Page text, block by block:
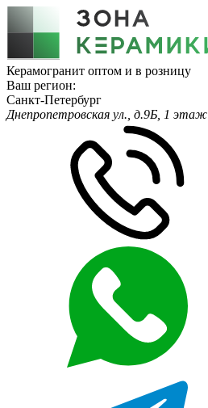
Керамогранит оптом и в розницу
Ваш регион:
Санкт-Петербург
Днепропетровская ул., д.9Б, 1 этаж